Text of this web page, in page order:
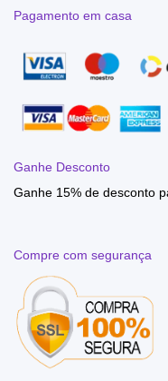
Pagamento em casa
Ganhe Desconto
Ganhe 15% de desconto
Compre com segurança